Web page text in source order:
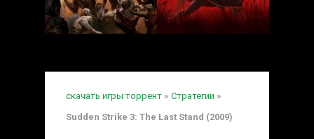
скачать игры торрент » Стратегии »
Sudden Strike 3: The Last Stand (2009)